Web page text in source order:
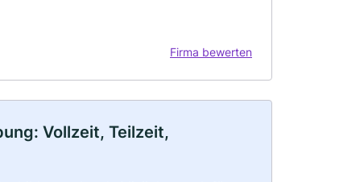
Firma bewerten
Vollzeit, Teilzeit,